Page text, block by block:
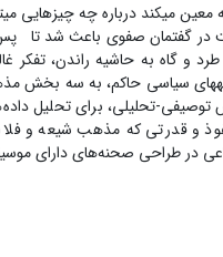
معین می­کند درباره چه چیزهایی
در گفتمان صفوی باعث شد تا
و گاه به حاشیه راندن،
سیاسی حاکم، به سه بخش
و قدرتی که مذهب شیعه و
در طراحی صحنه‌های دارای